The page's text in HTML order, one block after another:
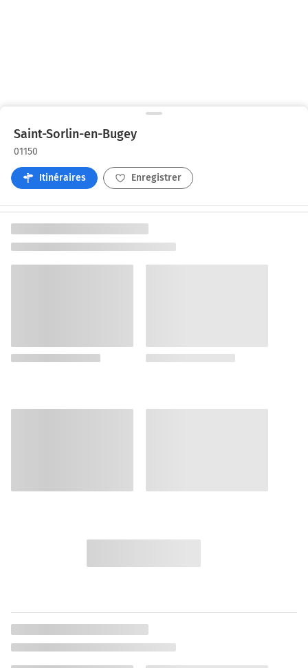
Saint-Sorlin-en-Bugey
01150
Itinéraires Enregistrer